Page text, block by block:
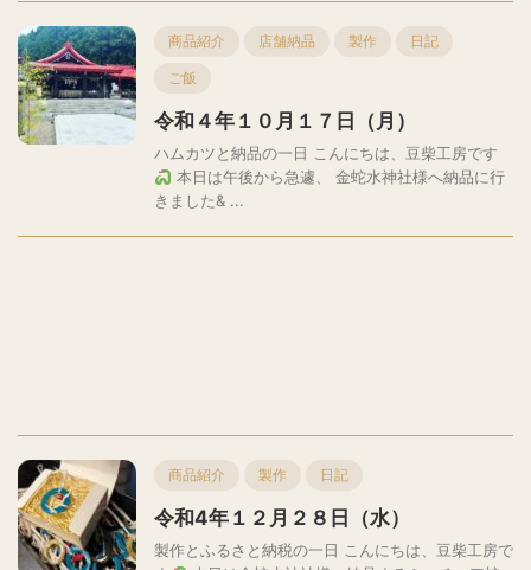
商品紹介 店舗納品 製作 日記
ご飯
令和４年１０月１７日（月）
ハムカツと納品の一日 こんにちは、豆柴工房です
本日は午後から急遽、 金蛇水神社様へ納品に行
きました& ...
商品紹介 製作 日記
令和4年１２月２８日（水）
製作とふるさと納税の一日 こんにちは、豆柴工房で